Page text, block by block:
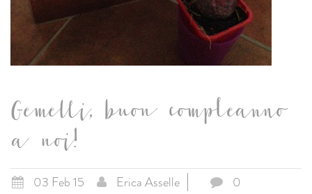
Gemelli, buon compleanno
a noi!
03 Feb 15 Erica Asselle
0